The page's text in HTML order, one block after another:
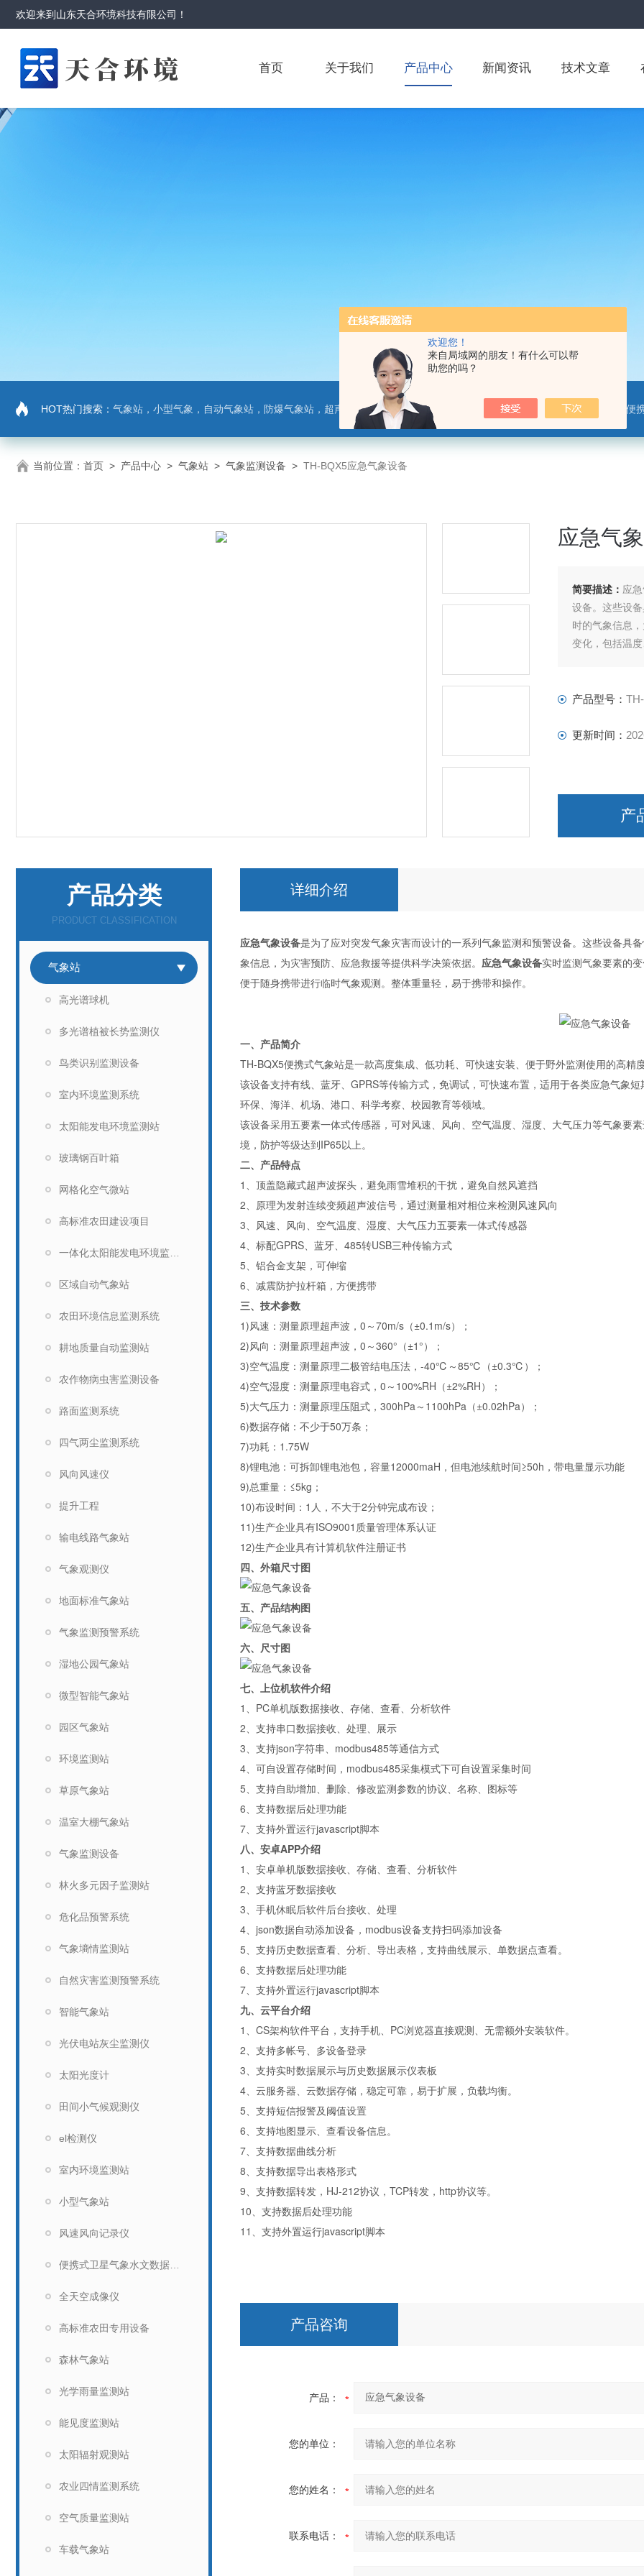
欢迎您！
来自局域网的朋友！有什么可以帮
助您的吗？
欢迎来到 山东天合环境科技有限公司 ！
首页 关于我们 产品中心 新闻资讯 技术文章
HOT热门搜索： 气象站，小型气象，自动气象站，防爆气象站，超声波气象站，土壤墒情监测站，负氧离子监测站，微气象传感器，便携气象站，手持气象站，水位监测站，智慧路灯传感器，智慧农业传感器，非洲猪瘟检测仪，动物疫病
当前位置： 首页 > 产品中心 > 气象站 > 气象监测设备 > TH-BQX5应急气象设备
应急气
简要描述： 应
设备。这些设
时的气象信息
变化，包括温
产品型号：
更新时间：
产
产品分类
PRODUCT CLASSIFICATION
气象站
高光谱球机
多光谱植被长势监测仪
鸟类识别监测设备
室内环境监测系统
太阳能发电环境监测站
玻璃钢百叶箱
网格化空气微站
高标准农田建设项目
区域自动气象站
农田环境信息监测系统
耕地质量自动监测站
农作物病虫害监测设备
路面监测系统
四气两尘监测系统
风向风速仪
提升工程
输电线路气象站
气象观测仪
地面标准气象站
气象监测预警系统
湿地公园气象站
微型智能气象站
园区气象站
环境监测站
草原气象站
温室大棚气象站
气象监测设备
林火多元因子监测站
危化品预警系统
气象墒情监测站
自然灾害监测预警系统
智能气象站
光伏电站灰尘监测仪
太阳光度计
田间小气候观测仪
el检测仪
室内环境监测站
小型气象站
风速风向记录仪
全天空成像仪
高标准农田专用设备
森林气象站
光学雨量监测站
能见度监测站
太阳辐射观测站
农业四情监测系统
空气质量监测站
车载气象站
详细介绍
应急气象设备是为了应对突发气象灾害而设计的一系列气象监测和预警设备。这些设备具
象信息，为灾害预防、应急救援等提供科学决策依据。 应急气象设备实时监测气象要素的
便于随身携带进行临时气象观测。整体重量轻，易于携带和操作。
一、产品简介
TH-BQX5便携式气象站是一款高度集成、低功耗、可快速安装、便于野外监测使用的高精
该设备支持有线、蓝牙、 GPRS等传输方式，免调试，可快速布置，适用于各类应急气象
环保、海洋、机场、港口、科学考察、校园教育等领域。
该设备采用五要素一体式传感器，可对风速、风向、空气温度、湿度、大气压力等气象要
境，防护等级达到IP65以上。
二、产品特点
1 、顶盖隐藏式超声波探头，避免雨雪堆积的干扰，避免自然风遮挡
2、原理为发射连续变频超声波信号，通过测量相对相位来检测风速风向
3、风速、风向、空气温度、湿度、大气压力五要素一体式传感器
4、标配GPRS、蓝牙、 485转USB三种传输方式
5、铝合金支架，可伸缩
6、减震防护拉杆箱，方便携带
三、技术参数
1)风速：测量原理超声波， 0 ～70m/s （±0.1m/s）；
2)风向：测量原理超声波， 0 ～360°（±1°）；
3)空气温度：测量原理二极管结电压法， -40℃～85℃（±0.3℃）；
4)空气湿度：测量原理电容式， 0 ～ 100%RH （±2%RH）；
5)大气压力：测量原理压阻式， 300hPa～ 1100hPa （±0.02hPa）；
6)数据存储：不少于50万条；
7)功耗： 1.75W
8)锂电池：可拆卸锂电池包，容量12000maH ，但电池续航时间≥50h ，带电量显示功能
9)总重量：≤5kg ；
10)布设时间： 1 人，不大于2分钟完成布设；
11)生产企业具有ISO9001 质量管理体系认证
12)生产企业具有计算机软件注册证书
四、外箱尺寸图
五、产品结构图
六、尺寸图
七、上位机软件介绍
1 、 PC单机版数据接收、存储、查看、分析软件
2、支持串口数据接收、处理、展示
3、支持json字符串、 modbus485等通信方式
4、可自设置存储时间， modbus485采集模式下可自设置采集时间
5、支持自助增加、删除、修改监测参数的协议、名称、图标等
6、支持数据后处理功能
7、支持外置运行javascript脚本
八、安卓APP介绍
1 、安卓单机版数据接收、存储、查看、分析软件
2、支持蓝牙数据接收
3、手机休眠后软件后台接收、处理
4、 json数据自动添加设备， modbus设备支持扫码添加设备
5、支持历史数据查看、分析、导出表格，支持曲线展示、单数据点查看。
6、支持数据后处理功能
7、支持外置运行javascript脚本
九、云平台介绍
1 、 CS架构软件平台，支持手机、 PC浏览器直接观测、无需额外安装软件。
2、支持多帐号、多设备登录
3、支持实时数据展示与历史数据展示仪表板
4、云服务器、云数据存储，稳定可靠，易于扩展，负载均衡。
5、支持短信报警及阈值设置
6、支持地图显示、查看设备信息。
7、支持数据曲线分析
8、支持数据导出表格形式
9、支持数据转发， HJ-212协议， TCP转发， http协议等。
10、支持数据后处理功能
11 、支持外置运行javascript脚本
产品咨询
产品：
您的单位：
您的姓名：
联系电话：